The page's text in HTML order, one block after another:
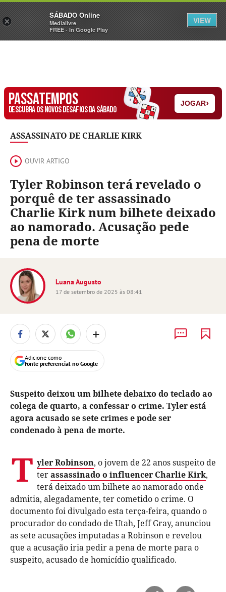
Sábado Assine Iniciar Sessão
PASSATEMPOS
DESCUBRA OS NOVOS DESAFIOS DA SÁBADO
JOGAR›
ASSASSINATO DE CHARLIE KIRK
OUVIR ARTIGO
Tyler Robinson terá revelado o
porquê de ter assassinado
Charlie Kirk num bilhete deixado
ao namorado. Acusação pede
pena de morte
Luana Augusto
17 de setembro de 2025 às 08:41
+
Adicione como
fonte preferencial no Google
Suspeito deixou um bilhete debaixo do teclado ao
colega de quarto, a confessar o crime. Tyler está
agora acusado se sete crimes e pode ser
condenado à pena de morte.
T yler Robinson, o jovem de 22 anos suspeito de
terassassinado o influencer Charlie Kirk,
terá deixado um bilhete ao namorado onde
admitia, alegadamente, ter cometido o crime. O
documento foi divulgado esta terça-feira, quando o
procurador do condado de Utah, Jeff Gray, anunciou
as sete acusações imputadas a Robinson e revelou
que a acusação iria pedir a pena de morte para o
suspeito, acusado de homicídio qualificado.
×
SÁBADO Online
Medialivre
FREE - In Google Play
VIEW